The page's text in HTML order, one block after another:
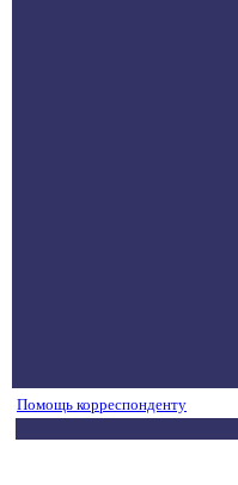
Помощь корреспонденту